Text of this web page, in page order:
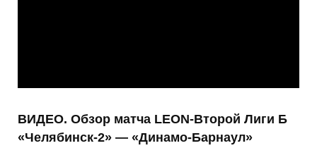
ВИДЕО. Обзор матча LEON-Второй Лиги Б
«Челябинск-2» — «Динамо-Барнаул»